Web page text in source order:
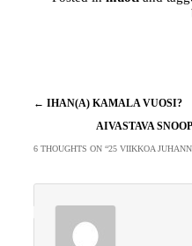
Artikkelien
← IHAN(A) KAMALA VUOSI?
AIVASTAVA
6 THOUGHTS ON “25 VIIKKOA